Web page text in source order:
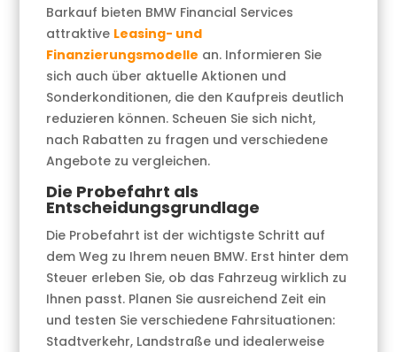
Barkauf bieten BMW Financial Services
attraktive Leasing- und
Finanzierungsmodelle an. Informieren Sie
sich auch über aktuelle Aktionen und
Sonderkonditionen, die den Kaufpreis deutlich
reduzieren können. Scheuen Sie sich nicht,
nach Rabatten zu fragen und verschiedene
Angebote zu vergleichen.
Die Probefahrt als
Entscheidungsgrundlage
Die Probefahrt ist der wichtigste Schritt auf
dem Weg zu Ihrem neuen BMW. Erst hinter dem
Steuer erleben Sie, ob das Fahrzeug wirklich zu
Ihnen passt. Planen Sie ausreichend Zeit ein
und testen Sie verschiedene Fahrsituationen:
Stadtverkehr, Landstraße und idealerweise